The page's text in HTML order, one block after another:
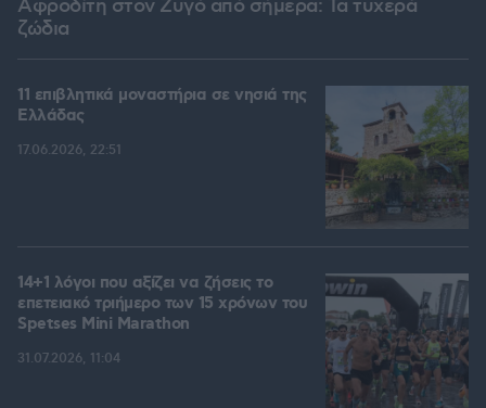
Αφροδίτη στον Ζυγό από σήμερα: Τα τυχερά
ζώδια
11 επιβλητικά μοναστήρια σε νησιά της
Ελλάδας
17.06.2026, 22:51
14+1 λόγοι που αξίζει να ζήσεις το
επετειακό τριήμερο των 15 χρόνων του
Spetses Mini Marathon
31.07.2026, 11:04